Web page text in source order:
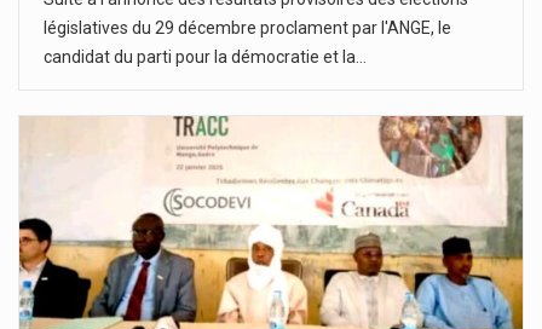
législatives du 29 décembre proclament par l'ANGE, le
candidat du parti pour la démocratie et la…